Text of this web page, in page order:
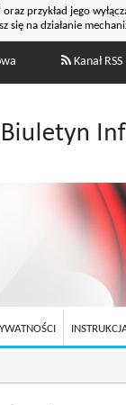
przykład jego
się na działanie
Kanał RSS